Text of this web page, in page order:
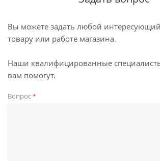
Вы можете задать любой
товару или работе магазина.
Наши квалифицированные
вам помогут.
Вопрос*